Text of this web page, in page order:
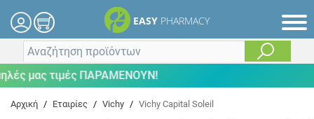
EASY PHARMACY
τιμές ΠΑΡΑΜΕΝΟΥΝ!
Αρχική / Εταιρίες / Vichy / Vichy Capital Soleil